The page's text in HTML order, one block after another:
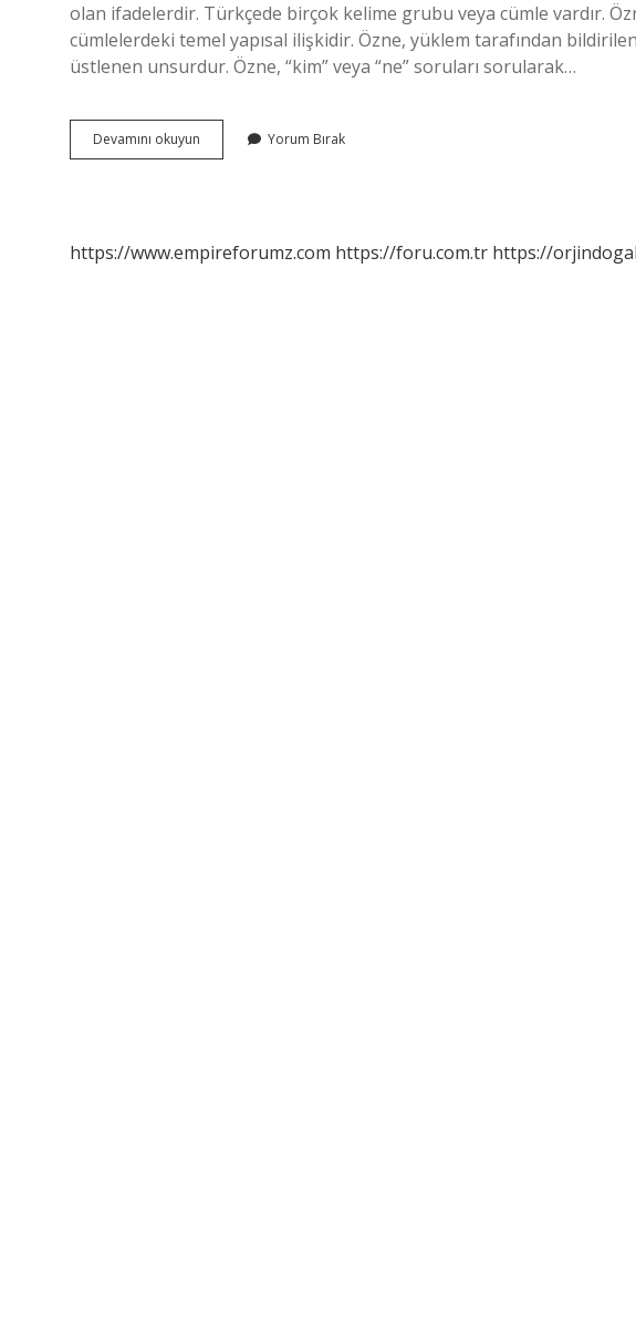
olan ifadelerdir. Türkçede birçok kelime grubu veya cümle vardır.
cümlelerdeki temel yapısal ilişkidir. Özne, yüklem tarafından
üstlenen unsurdur. Özne, “kim” veya “ne” soruları sorularak…
Devamını okuyun
Kelime
Yorum Bırak
https://www.empireforumz.com https://foru.com.tr https://